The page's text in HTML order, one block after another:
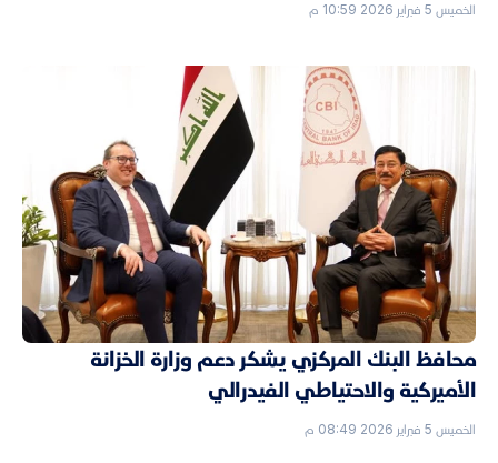
الخميس 5 فبراير 2026 10:59 م
محافظ البنك المركزي يشكر دعم وزارة الخزانة
الأميركية والاحتياطي الفيدرالي
الخميس 5 فبراير 2026 08:49 م